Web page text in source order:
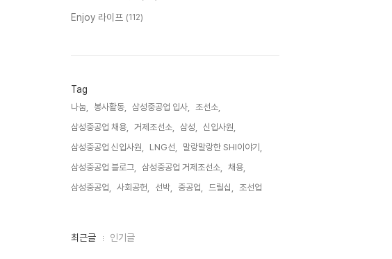
Enjoy 라이프 (112)
Tag
나눔, 봉사활동, 삼성중공업 입사,
조선소,
삼성중공업 채용,
거제조선소, 삼성,
신입사원,
삼성중공업 신입사원,
LNG선,
말랑말랑한 SHI이야기,
삼성중공업 블로그,
삼성중공업 거제조선소,
채용,
삼성중공업,
사회공헌, 선박, 중공업, 드릴십, 조선업,
최
최근글 인기글